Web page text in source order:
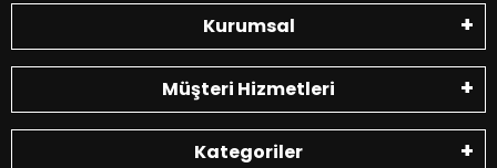
Kurumsal
Müşteri Hizmetleri
Kategoriler